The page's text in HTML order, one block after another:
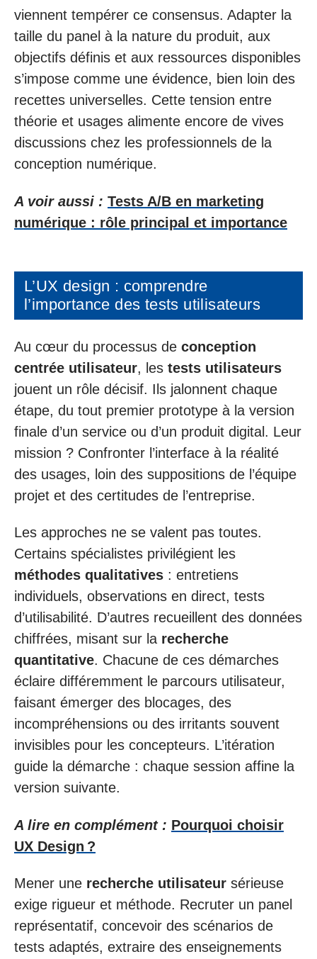
viennent tempérer ce consensus. Adapter la
taille du panel à la nature du produit, aux
objectifs définis et aux ressources disponibles
s’impose comme une évidence, bien loin des
recettes universelles. Cette tension entre
théorie et usages alimente encore de vives
discussions chez les professionnels de la
conception numérique.
A voir aussi : Tests A/B en marketing
numérique : rôle principal et importance
L’UX design : comprendre
l’importance des tests utilisateurs
Au cœur du processus de conception
centrée utilisateur, les tests utilisateurs
jouent un rôle décisif. Ils jalonnent chaque
étape, du tout premier prototype à la version
finale d’un service ou d’un produit digital. Leur
mission ? Confronter l’interface à la réalité
des usages, loin des suppositions de l’équipe
projet et des certitudes de l’entreprise.
Les approches ne se valent pas toutes.
Certains spécialistes privilégient les
méthodes qualitatives : entretiens
individuels, observations en direct, tests
d’utilisabilité. D’autres recueillent des données
chiffrées, misant sur la recherche
quantitative. Chacune de ces démarches
éclaire différemment le parcours utilisateur,
faisant émerger des blocages, des
incompréhensions ou des irritants souvent
invisibles pour les concepteurs. L’itération
guide la démarche : chaque session affine la
version suivante.
A lire en complément : Pourquoi choisir
UX Design ?
Mener une recherche utilisateur sérieuse
exige rigueur et méthode. Recruter un panel
représentatif, concevoir des scénarios de
tests adaptés, extraire des enseignements